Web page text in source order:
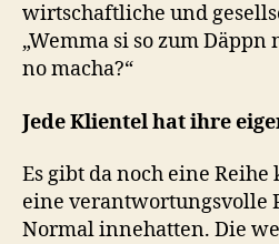
wirtschaftliche und
„Wemma si so zum Däppn
no macha?“
Jede Klientel hat ihre
Es gibt da noch eine
eine verantwortungsvolle
Normal innehatten. Die